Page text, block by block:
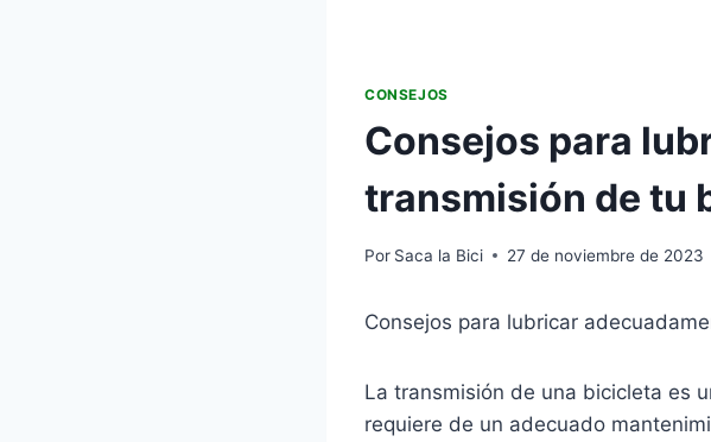
CONSEJOS
Consejos para
transmisión de tu
Por Saca la Bici 27 de noviembre de 2023
Consejos para lubricar
La transmisión de una bicicleta es
requiere de un adecuado